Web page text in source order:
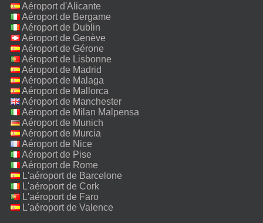
Aéroport d'Alicante
Aéroport de Bergame
Aéroport de Dublin
Aéroport de Genève
Aéroport de Gérone
Aéroport de Lisbonne
Aéroport de Madrid
Aéroport de Malaga
Aéroport de Mallorca
Aéroport de Manchester
Aéroport de Milan Malpensa
Aéroport de Munich
Aéroport de Murcia
Aéroport de Nice
Aéroport de Pise
Aéroport de Rome
Fiumicino
L'aéroport de Barcelone
L'aéroport de Cork
L'aéroport de Faro
L'aéroport de Valence